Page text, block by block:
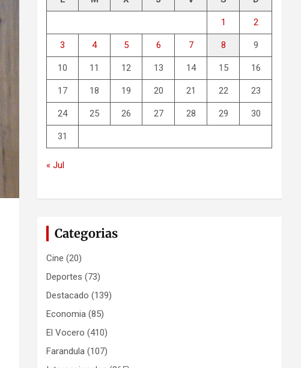
1 2
3 4 5 6 7 8 9
10 11 12 13 14 15 16
17 18 19 20 21 22 23
24 25 26 27 28 29 30
31
« Jul
Categorias
Cine (20)
Deportes (73)
Destacado (139)
Economia (85)
El Vocero (410)
Farandula (107)